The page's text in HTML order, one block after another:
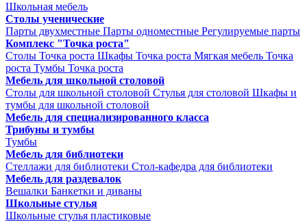
Школьная мебель
Столы ученические
Парты двухместные Парты одноместные Регулируемые парты
Комплекс "Точка роста"
Столы Точка роста Шкафы Точка роста Мягкая мебель Точка
роста Тумбы Точка роста
Мебель для школьной столовой
Столы для школьной столовой Стулья для столовой Шкафы и
тумбы для школьной столовой
Мебель для специализированного класса
Трибуны и тумбы
Тумбы
Мебель для библиотеки
Стеллажи для библиотеки Стол-кафедра для библиотеки
Мебель для раздевалок
Вешалки Банкетки и диваны
Школьные стулья
Школьные стулья пластиковые